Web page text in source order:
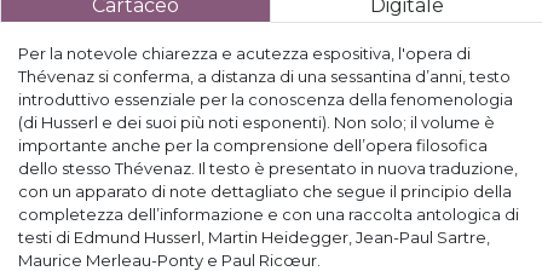
Cartaceo Digitale
Per la notevole chiarezza e acutezza espositiva, l'opera di
Thévenaz si conferma, a distanza di una sessantina d’anni, testo
introduttivo essenziale per la conoscenza della fenomenologia
(di Husserl e dei suoi più noti esponenti). Non solo; il volume è
importante anche per la comprensione dell’opera filosofica
dello stesso Thévenaz. Il testo è presentato in nuova traduzione,
con un apparato di note dettagliato che segue il principio della
completezza dell’informazione e con una raccolta antologica di
testi di Edmund Husserl, Martin Heidegger, Jean-Paul Sartre,
Maurice Merleau-Ponty e Paul Ricœur.